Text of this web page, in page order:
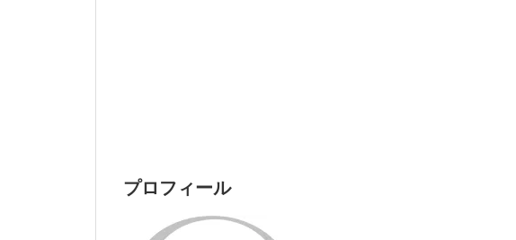
プロフィール